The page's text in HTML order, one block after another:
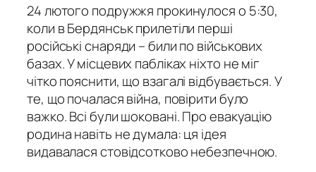
24 лютого подружжя прокинулося о 5:30,
коли в Бердянськ прилетіли перші
російські снаряди – били по військових
базах. У місцевих пабліках ніхто не міг
чітко пояснити, що взагалі відбувається. У
те, що почалася війна, повірити було
важко. Всі були шоковані. Про евакуацію
родина навіть не думала: ця ідея
видавалася стовідсотково небезпечною.